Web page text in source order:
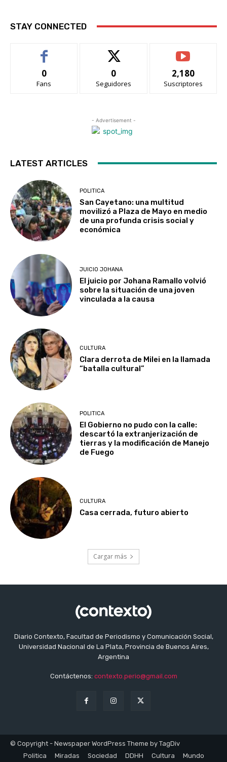
STAY CONNECTED
0
Fans
0
Seguidores
2,180
Suscriptores
- Advertisement -
LATEST ARTICLES
POLITICA
San Cayetano: una multitud
movilizó a Plaza de Mayo en medio
de una profunda crisis social y
económica
JUICIO JOHANA
El juicio por Johana Ramallo volvió
sobre la situación de una joven
vinculada a la causa
CULTURA
Clara derrota de Milei en la llamada
“batalla cultural”
POLITICA
El Gobierno no pudo con la calle:
descartó la extranjerización de
tierras y la modificación de Manejo
de Fuego
CULTURA
Casa cerrada, futuro abierto
Cargar más
Diario Contexto, Facultad de Periodismo y Comunicación Social,
Universidad Nacional de La Plata, Provincia de Buenos Aires,
Argentina
Contáctenos: contexto.perio@gmail.com
© Copyright - Newspaper WordPress Theme by TagDiv
Politica
Miradas Sociedad DDHH Cultura Mundo